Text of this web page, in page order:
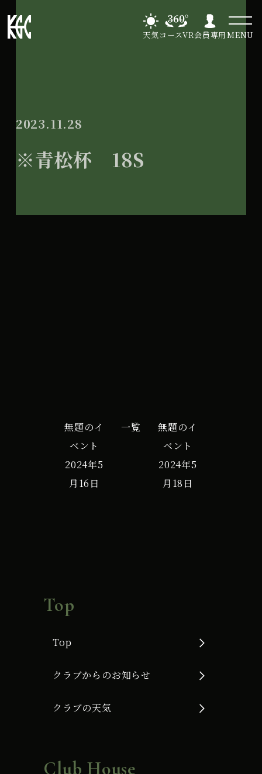
天気コースVR会員専用MENU
2023.11.28
※青松杯 18S
無題のイ
ベント
2024年5
月16日
一覧
無題のイ
ベント
2024年5
月18日
Top
Top
クラブからのお知らせ
クラブの天気
Club House